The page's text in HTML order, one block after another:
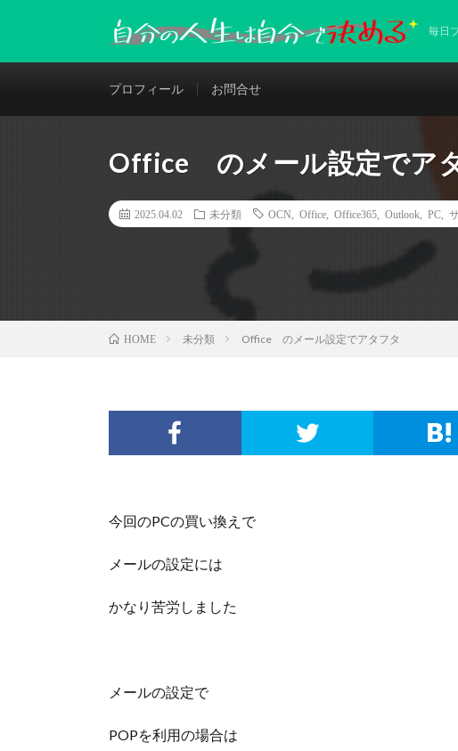
毎日
プロフィール お問合せ
Office のメール設定でア
2025.04.02 未分類 OCN Office Office365 Outlook PC
HOME 未分類 Office のメール設定でアタフタ
今回のPCの買い換えで
メールの設定には
かなり苦労しました
メールの設定で
POPを利用の場合は